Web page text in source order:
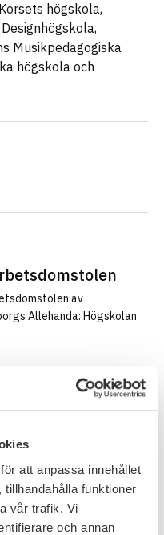
att anpassa innehållet
funktioner
vår trafik. Vi
och annan
högskola,
Musikpedagogiska
högskola och
av
Allehanda: Högskolan
– nu väcks
politiker sätter riktningen,
på fackförbundet
SULF.– Här…